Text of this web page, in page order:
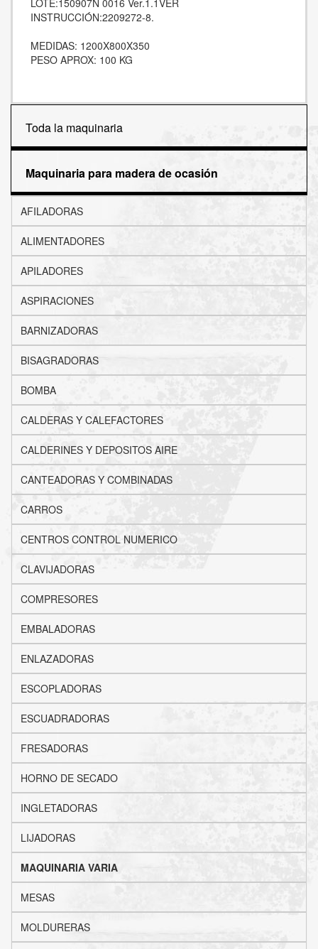
LOTE:150907N 0016 Ver.1.1VER
INSTRUCCIÓN:2209272-8.
MEDIDAS: 1200X800X350
PESO APROX: 100 KG
Toda la maquinaria
Maquinaria para madera de ocasión
AFILADORAS
ALIMENTADORES
APILADORES
ASPIRACIONES
BARNIZADORAS
BISAGRADORAS
BOMBA
CALDERAS Y CALEFACTORES
CALDERINES Y DEPOSITOS AIRE
CANTEADORAS Y COMBINADAS
CARROS
CENTROS CONTROL NUMERICO
CLAVIJADORAS
COMPRESORES
EMBALADORAS
ENLAZADORAS
ESCOPLADORAS
ESCUADRADORAS
FRESADORAS
HORNO DE SECADO
INGLETADORAS
LIJADORAS
MAQUINARIA VARIA
MESAS
MOLDURERAS